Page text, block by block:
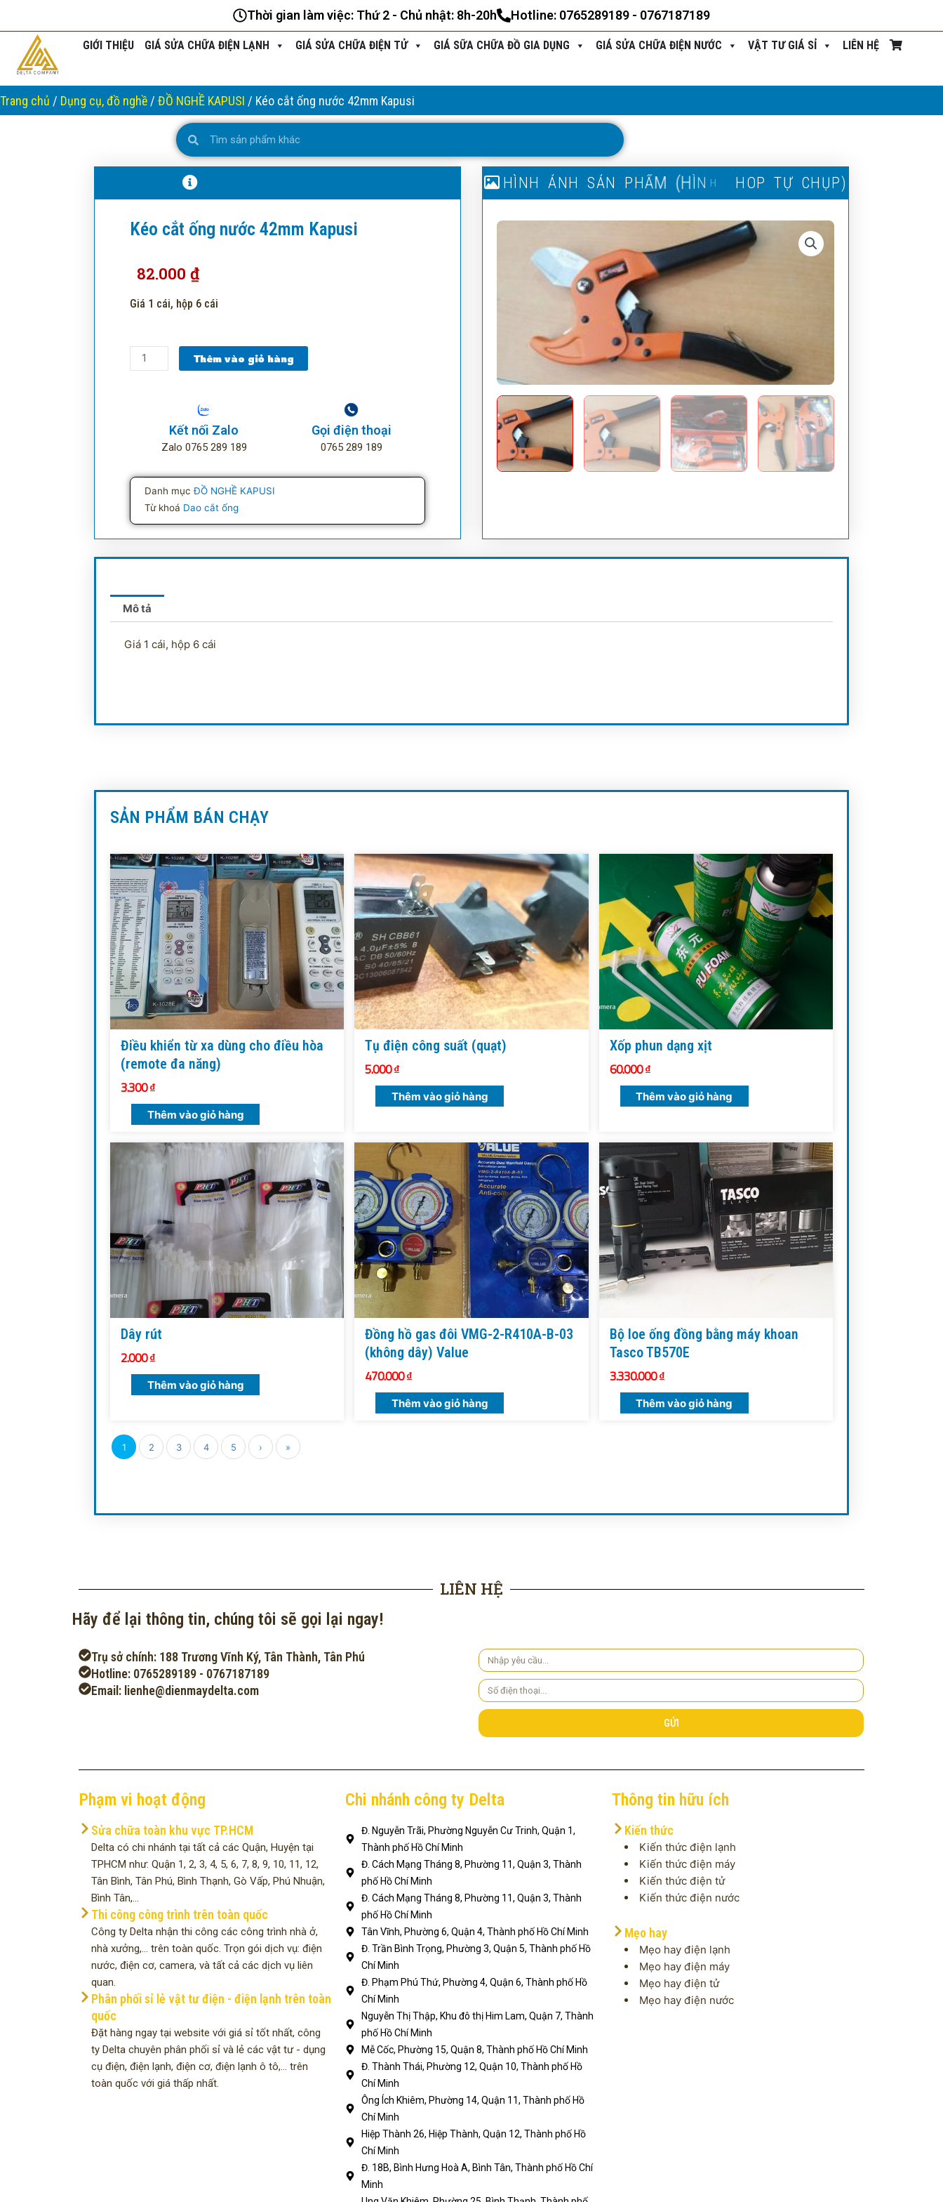
dung
Thời gian làm việc: Thứ 2 - Chủ nhật: 8h-20h Hotline: 0765289189 - 0767187189
GIỚI THIỆU GIÁ SỬA CHỮA ĐIỆN LẠNH GIÁ SỬA CHỮA ĐIỆN TỬ GIÁ SỮA CHỮA ĐỒ GIA DỤNG GIÁ SỬA CHỮA ĐIỆN NƯỚC VẬT TƯ GIÁ SỈ LIÊN HỆ
Trang chủ / Dụng cụ, đồ nghề / ĐỒ NGHỀ KAPUSI / Kéo cắt ống nước 42mm Kapusi
SearchSearch
N PHẨM
Kéo cắt ống nước 42mm Kapusi
82.000₫
Giá 1 cái, hộp 6 cái
Kéo
cắt
lượng
Thêm vào giỏ hàng
Kết nối Zalo
Zalo 0765 289 189
Gọi điện thoại
0765 289 189
Danh mục ĐỒ NGHỀ KAPUSI
Từ khoá Dao cắt ống
HÌ NH ẢNH SẢN PHẨM (H ÌN H H OP TỰ CH ỤP)
Mô tả
Giá 1 cái, hộp 6 cái
SẢN PHẨM BÁN CHẠY
Điều khiển từ xa dùng cho điều hòa
(remote đa năng)
3.300₫
Thêm vào giỏ hàng
Tụ điện công suất (quạt)
5.000₫
Thêm vào giỏ hàng
Xốp phun dạng xịt
60.000₫
Thêm vào giỏ hàng
Dây rút
2.000₫
Thêm vào giỏ hàng
Đồng hồ gas đôi VMG-2-R410A-B-03
(không dây) Value
470.000₫
Thêm vào giỏ hàng
Bộ loe ống đồng bằng máy khoan
Tasco TB570E
3.330.000₫
Thêm vào giỏ hàng
1 2 3 4 5 › »
LIÊN HỆ
Hãy để lại thông tin, chúng tôi sẽ gọi lại ngay!
Trụ sở chính: 188 Trương Vĩnh Ký, Tân Thành, Tân Phú
Hotline: 0765289189 - 0767187189
Email: lienhe@dienmaydelta.com
Yêu
cầu
Số
điện
thoại
GỬI
Phạm vi hoạt động
Sửa chữa toàn khu vực TP.HCM
Delta có chi nhánh tại tất cả các Quận, Huyện tại
TPHCM như: Quận 1, 2, 3, 4, 5, 6, 7, 8, 9, 10, 11, 12,
Tân Bình, Tân Phú, Bình Thạnh, Gò Vấp, Phú Nhuận,
Bình Tân,...
Thi công công trình trên toàn quốc
Công ty Delta nhận thi công các công trình nhà ở,
nhà xưởng,... trên toàn quốc. Trọn gói dịch vụ: điện
nước, điện cơ, camera, và tất cả các dịch vụ liên
quan.
Phân phối sỉ lẻ vật tư điện - điện lạnh trên toàn
quốc
Đặt hàng ngay tại website với giá sỉ tốt nhất, công
ty Delta chuyên phân phối sỉ và lẻ các vật tư - dụng
cụ điện, điện lạnh, điện cơ, điện lạnh ô tô,... trên
toàn quốc với giá thấp nhất.
Chi nhánh công ty Delta
Đ. Nguyễn Trãi, Phường Nguyễn Cư Trinh, Quận 1,
Thành phố Hồ Chí Minh
Đ. Cách Mạng Tháng 8, Phường 11, Quận 3, Thành
phố Hồ Chí Minh
Đ. Cách Mạng Tháng 8, Phường 11, Quận 3, Thành
phố Hồ Chí Minh
Tân Vĩnh, Phường 6, Quận 4, Thành phố Hồ Chí Minh
Đ. Trần Bình Trọng, Phường 3, Quận 5, Thành phố Hồ
Chí Minh
Đ. Phạm Phú Thứ, Phường 4, Quận 6, Thành phố Hồ
Chí Minh
Nguyễn Thị Thập, Khu đô thị Him Lam, Quận 7, Thành
phố Hồ Chí Minh
Mễ Cốc, Phường 15, Quận 8, Thành phố Hồ Chí Minh
Đ. Thành Thái, Phường 12, Quận 10, Thành phố Hồ
Chí Minh
Ông Ích Khiêm, Phường 14, Quận 11, Thành phố Hồ
Chí Minh
Hiệp Thành 26, Hiệp Thành, Quận 12, Thành phố Hồ
Chí Minh
Đ. 18B, Bình Hưng Hoà A, Bình Tân, Thành phố Hồ Chí
Minh
Thông tin hữu ích
Kiến thức
Kiến thức điện lạnh
Kiến thức điện máy
Kiến thức điện tử
Kiến thức điện nước
Mẹo hay
Mẹo hay điện lạnh
Mẹo hay điện máy
Mẹo hay điện tử
Mẹo hay điện nước